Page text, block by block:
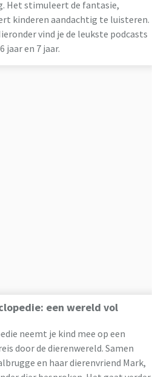
Het stimuleert de fantasie,
kinderen aandachtig te luisteren.
vind je de leukste podcasts
jaar en 7 jaar.
een wereld vol
neemt je kind mee op een
door de dierenwereld. Samen
en haar dierenvriend Mark,